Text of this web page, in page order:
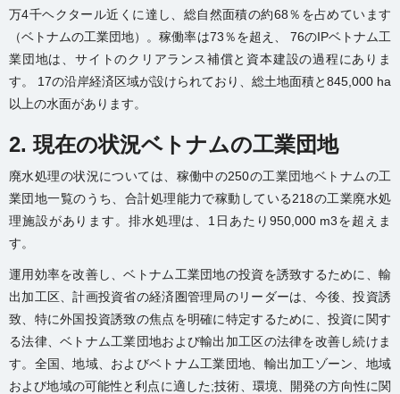
万4千ヘクタール近くに達し、総自然面積の約68％を占めています
（ベトナムの工業団地）。稼働率は73％を超え、 76のIPベトナム工
業団地は、サイトのクリアランス補償と資本建設の過程にありま
す。 17の沿岸経済区域が設けられており、総土地面積と845,000 ha
以上の水面があります。
2. 現在の状況ベトナムの工業団地
廃水処理の状況については、稼働中の250の工業団地ベトナムの工
業団地一覧のうち、合計処理能力で稼動している218の工業廃水処
理施設があります。排水処理は、1日あたり950,000 m3を超えま
す。
運用効率を改善し、ベトナム工業団地の投資を誘致するために、輸
出加工区、計画投資省の経済圏管理局のリーダーは、今後、投資誘
致、特に外国投資誘致の焦点を明確に特定するために、投資に関す
る法律、ベトナム工業団地および輸出加工区の法律を改善し続けま
す。全国、地域、およびベトナム工業団地、輸出加工ゾーン、地域
および地域の可能性と利点に適した;技術、環境、開発の方向性に関